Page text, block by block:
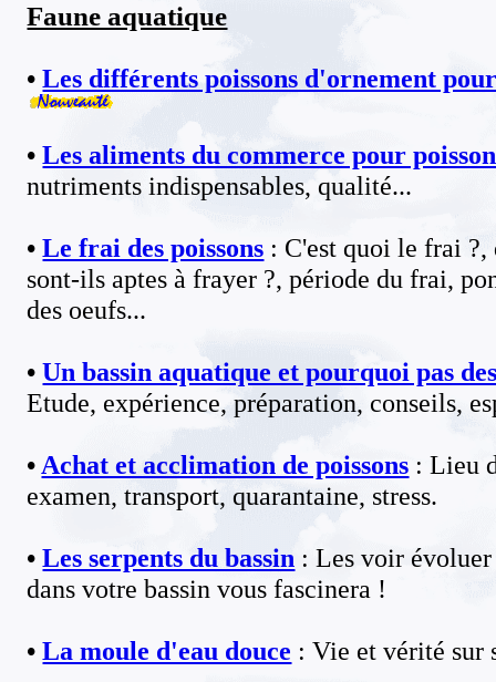
Faune aquatique
•Les différents poissons d'ornement
•Les aliments du commerce pour
nutriments indispensables, qualité...
•Le frai des poissons : C'est quoi le frai ?,
sont-ils aptes à frayer ?, période du frai,
des oeufs...
•Un bassin aquatique et pourquoi pas
Etude, expérience, préparation, conseils,
• Achat et acclimation de poissons : Lieu
examen, transport, quarantaine, stress.
•Les serpents du bassin : Les voir
dans votre bassin vous fascinera !
•La moule d'eau douce : Vie et vérité